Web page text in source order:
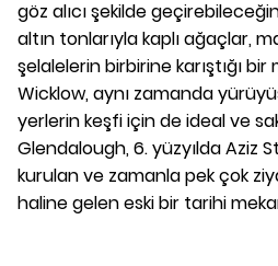
göz alıcı şekilde
altın tonlarıyla kaplı ağaçlar,
şelalelerin birbirine karıştığı
Wicklow, aynı zamanda
yerlerin keşfi için de ideal ve
Glendalough, 6. yüzyılda Aziz
kurulan ve zamanla pek çok
haline gelen eski bir tarihi